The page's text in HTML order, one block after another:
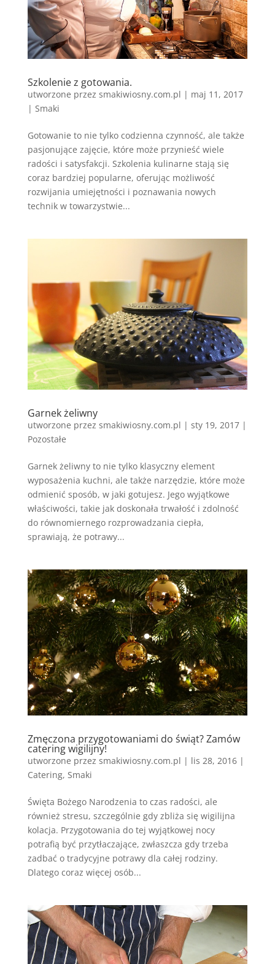
Szkolenie z gotowania.
utworzone przez smakiwiosny.com.pl | maj 11, 2017
| Smaki
Gotowanie to nie tylko codzienna czynność, ale także
pasjonujące zajęcie, które może przynieść wiele
radości i satysfakcji. Szkolenia kulinarne stają się
coraz bardziej popularne, oferując możliwość
rozwijania umiejętności i poznawania nowych
technik w towarzystwie...
Garnek żeliwny
utworzone przez smakiwiosny.com.pl | sty 19, 2017|
Pozostałe
Garnek żeliwny to nie tylko klasyczny element
wyposażenia kuchni, ale także narzędzie, które może
odmienić sposób, w jaki gotujesz. Jego wyjątkowe
właściwości, takie jak doskonała trwałość i zdolność
do równomiernego rozprowadzania ciepła,
sprawiają, że potrawy...
Zmęczona przygotowaniami do świąt? Zamów
catering wigilijny!
utworzone przez smakiwiosny.com.pl | lis 28, 2016|
Catering, Smaki
Święta Bożego Narodzenia to czas radości, ale
również stresu, szczególnie gdy zbliża się wigilijna
kolacja. Przygotowania do tej wyjątkowej nocy
potrafią być przytłaczające, zwłaszcza gdy trzeba
zadbać o tradycyjne potrawy dla całej rodziny.
Dlatego coraz więcej osób...